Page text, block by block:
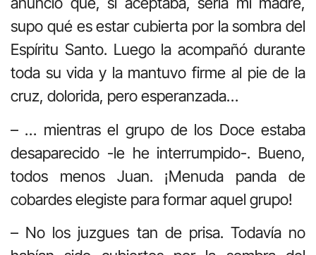
supo qué es estar cubierta por la sombra del
Espíritu Santo. Luego la acompañó durante
toda su vida y la mantuvo firme al pie de la
cruz, dolorida, pero esperanzada…
– … mientras el grupo de los Doce estaba
desaparecido -le he interrumpido-. Bueno,
todos menos Juan. ¡Menuda panda de
cobardes elegiste para formar aquel grupo!
– No los juzgues tan de prisa. Todavía no